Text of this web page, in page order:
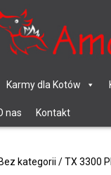
Karmy dla Kotów
nas Kontakt
Bez kategorii / TX 3300